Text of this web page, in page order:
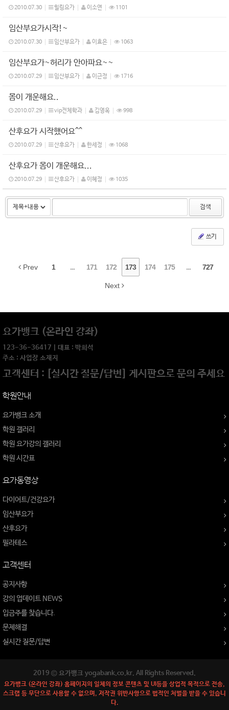
2010.07.30 힐링요가 이소연 1101
임산부요가시작!~
2010.07.30 임산부요가 이효은 1063
임산부요가~허리가 안아파요~~
2010.07.29 임산부요가 이근정 1716
몸이 개운해요..
2010.07.29 vip전체학과 김영옥 998
산후요가 시작했어요^^
2010.07.29 산후요가 한세정 1068
산후요가 몸이 개운해요...
2010.07.29 산후요가 이혜정 1035
검색
쓰기
Prev 1 ... 171 172 173 174 175 ... 727
Next
요가뱅크 (온라인 강좌)
123-36-36417 | 대표 : 박희석
주소 : 사업장 소재지
고객센터 : [실시간 질문/답변] 게시판으로 문의 주세요
학원안내
요가뱅크 소개
학원 갤러리
학원 요가강의 갤러리
학원 시간표
요가동영상
다이어트/건강요가
임산부요가
산후요가
필라테스
고객센터
공지사항
강의 업데이트 NEWS
입금주를 찾습니다.
문제해결
실시간 질문/답변
2019 © 요가뱅크 yogabank.co.kr. All Rights Reserved.
요가뱅크 (온라인 강좌) 홈페이지의 일체의 정보 콘텐츠 및 UI등을 상업적 목적으로 전송,
스크랩 등 무단으로 사용할 수 없으며, 저작권 위반사항으로 법적인 처벌을 받을 수 있습니
다.